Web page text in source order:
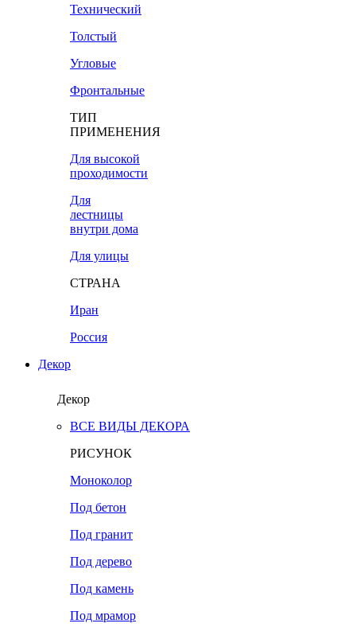
Технический
Толстый
Угловые
Фронтальные
ТИП
ПРИМЕНЕНИЯ
Для высокой
проходимости
Для
лестницы
внутри дома
Для улицы
СТРАНА
Иран
Россия
Декор
Декор
ВСЕ ВИДЫ ДЕКОРА
РИСУНОК
Моноколор
Под бетон
Под гранит
Под дерево
Под камень
Под мрамор